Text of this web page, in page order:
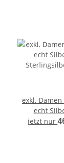
exkl.
echt
jetzt nur